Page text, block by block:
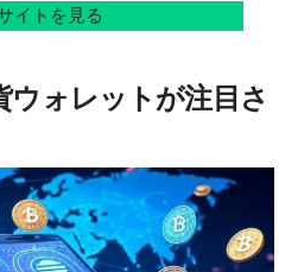
イトを見る
ウォレットが注目さ